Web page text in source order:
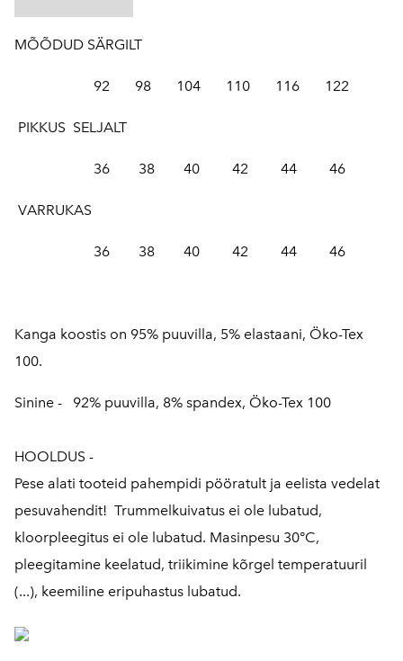
MÕÕDUD SÄRGILT
92 98 104 110 116 122
PIKKUS SELJALT
36 38 40 42 44 46
VARRUKAS
36 38 40 42 44 46
Kanga koostis on 95% puuvilla, 5% elastaani, Öko-Tex
100.
Sinine - 92% puuvilla, 8% spandex, Öko-Tex 100
HOOLDUS -
Pese alati tooteid pahempidi pööratult ja eelista vedelat
pesuvahendit! Trummelkuivatus ei ole lubatud,
kloorpleegitus ei ole lubatud. Masinpesu 30°C,
pleegitamine keelatud, triikimine kõrgel temperatuuril
(...), keemiline eripuhastus lubatud.